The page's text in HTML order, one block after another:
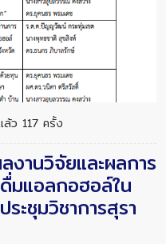
ว 117 ครั้ง
งานวิจัยและผลการ
มแอลกอฮอล์ใน
ะชุมวิชาการสุรา